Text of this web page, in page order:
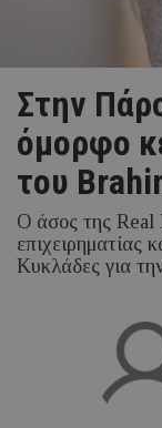
Στην
όμορφο
του
Ο άσος της Real
επιχειρηματίας
Κυκλάδες για